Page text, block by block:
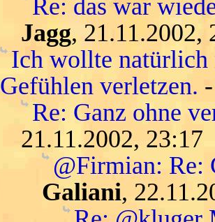
Re: das war
Jagg, 21.11.2002,
Ich wollte natürlich
Gefühlen verletzen.
Re: Ganz ohne
21.11.2002, 23:17
@Firmian: Re:
Galiani,